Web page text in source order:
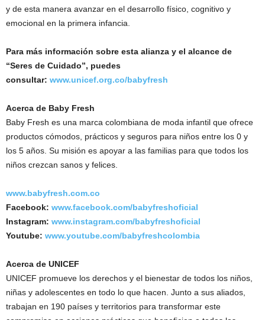
y de esta manera avanzar en el desarrollo físico, cognitivo y
emocional en la primera infancia.
Para más información sobre esta alianza y el alcance de
“Seres de Cuidado”, puedes
consultar: www.unicef.org.co/babyfresh
Acerca de Baby Fresh
Baby Fresh es una marca colombiana de moda infantil que ofrece
productos cómodos, prácticos y seguros para niños entre los 0 y
los 5 años. Su misión es apoyar a las familias para que todos los
niños crezcan sanos y felices.
www.babyfresh.com.co
Facebook: www.facebook.com/babyfreshoficial
Instagram: www.instagram.com/babyfreshoficial
Youtube: www.youtube.com/babyfreshcolombia
Acerca de UNICEF
UNICEF promueve los derechos y el bienestar de todos los niños,
niñas y adolescentes en todo lo que hacen. Junto a sus aliados,
trabajan en 190 países y territorios para transformar este